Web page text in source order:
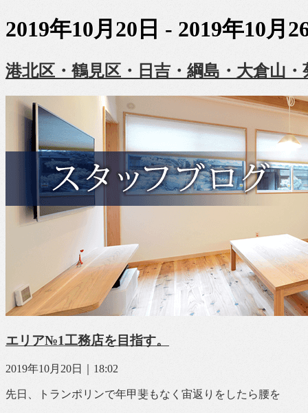
2019年10月20日 - 2019年10月
港北区・鶴見区・日吉・綱島・大倉山
エリア№1工務店を目指す。
2019年10月20日｜18:02
先日、トランポリンで年甲斐もなく宙返りをしたら腰を